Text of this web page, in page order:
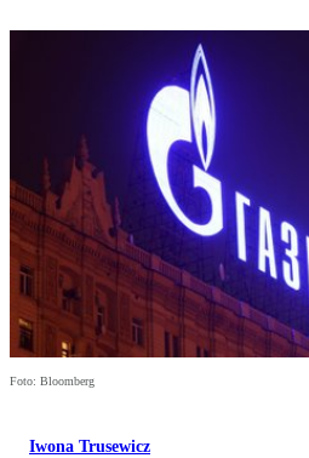
Foto: Bloomberg
Iwona Trusewicz